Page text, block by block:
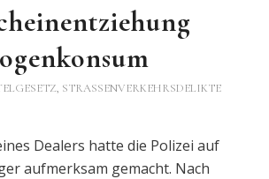
, STRASSENVERKEHRSDELIKTE
Dealers hatte die Polizei auf
aufmerksam gemacht. Nach